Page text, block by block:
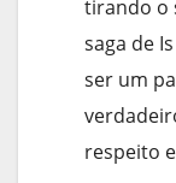
tirando o
saga de
ser um
respeito